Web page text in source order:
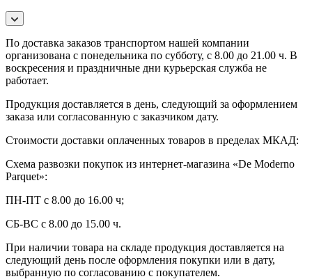
По доставка заказов транспортом нашей компании
организована с понедельника по субботу, с 8.00 до 21.00 ч. В
воскресения и праздничные дни курьерская служба не
работает.
Продукция доставляется в день, следующий за оформлением
заказа или согласованную с заказчиком дату.
Стоимости доставки оплаченных товаров в пределах МКАД:
Схема развозки покупок из интернет-магазина «De Moderno
Parquet»:
ПН-ПТ с 8.00 до 16.00 ч;
СБ-ВС с 8.00 до 15.00 ч.
При наличии товара на складе продукция доставляется на
следующий день после оформления покупки или в дату,
выбранную по согласованию с покупателем.